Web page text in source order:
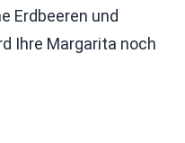
Erdbeeren und
Ihre Margarita noch